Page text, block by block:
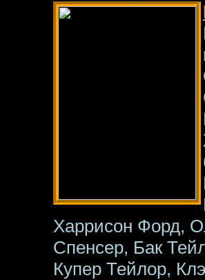
Харрисон Форд,
Спенсер, Бак
Купер Тейлор,